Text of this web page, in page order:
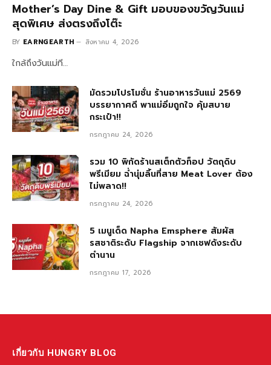
Mother’s Day Dine & Gift มอบของขวัญวันแม่
สุดพิเศษ ส่งตรงถึงโต๊ะ
BY EARNGEARTH สิงหาคม 4, 2026
ใกล้ถึงวันแม่ที…
มัดรวมโปรโมชั่น ร้านอาหารวันแม่ 2569
บรรยากาศดี พาแม่อิ่มถูกใจ คุ้มสบาย
กระเป๋า!!
กรกฎาคม 24, 2026
รวม 10 พิกัดร้านสเต็กตัวท็อป วัตถุดิบ
พรีเมียม ฉ่ำนุ่มลิ้นที่สาย Meat Lover ต้อง
ไม่พลาด!!
กรกฎาคม 24, 2026
5 เมนูเด็ด Napha Emsphere สัมผัส
รสชาติระดับ Flagship จากเชฟดังระดับ
ตำนาน
กรกฎาคม 17, 2026
เกี่ยวกับ HUNGRY BLOG